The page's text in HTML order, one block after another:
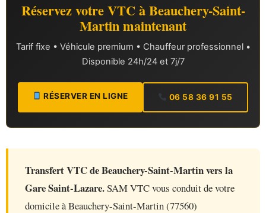
Réservez votre VTC à Beauchery-Saint-
Martin maintenant
Tarif fixe • Véhicule premium • Chauffeur professionnel •
Disponible 24h/24 et 7j/7
RÉSERVER EN LIGNE 06 58 36 91 55
Transfert VTC de Beauchery-Saint-Martin vers la
Gare Saint-Lazare.SAM VTC vous conduit de votre
domicile à Beauchery-Saint-Martin (77560)